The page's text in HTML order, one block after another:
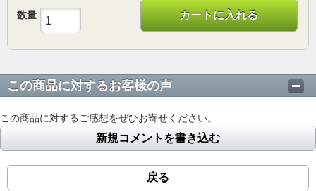
数量 カートに入れる
この商品に対するお客様の声
この商品に対するご感想をぜひお寄せください。
新規コメントを書き込む
戻る